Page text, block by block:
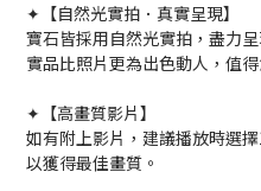
✦【自然光實拍．真實呈現】
寶石皆採用自然光實拍，盡力
實品比照片更為出色動人，值得
✦【高畫質影片】
如有附上影片，建議播放時選
以獲得最佳畫質。